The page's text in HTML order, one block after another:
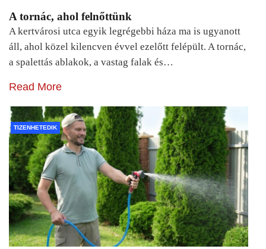
A tornác, ahol felnőttünk
A kertvárosi utca egyik legrégebbi háza ma is ugyanott
áll, ahol közel kilencven évvel ezelőtt felépült. A tornác,
a spalettás ablakok, a vastag falak és…
Read More
TIZENHETEDIK